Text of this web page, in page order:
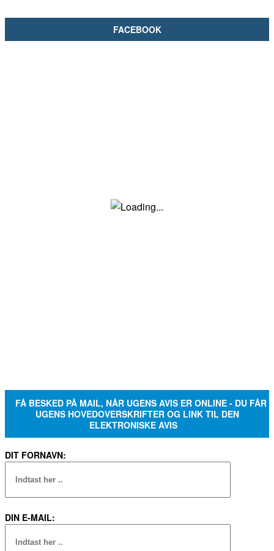
FACEBOOK
FÅ BESKED PÅ MAIL, NÅR UGENS AVIS ER ONLINE - DU FÅR
UGENS HOVEDOVERSKRIFTER OG LINK TIL DEN
ELEKTRONISKE AVIS
DIT FORNAVN:
DIN E-MAIL: